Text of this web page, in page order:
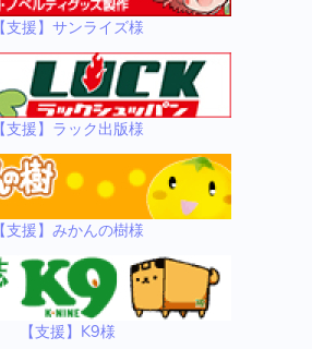
【支援】サンライズ様
【支援】ラック出版様
【支援】みかんの樹様
【支援】K9様